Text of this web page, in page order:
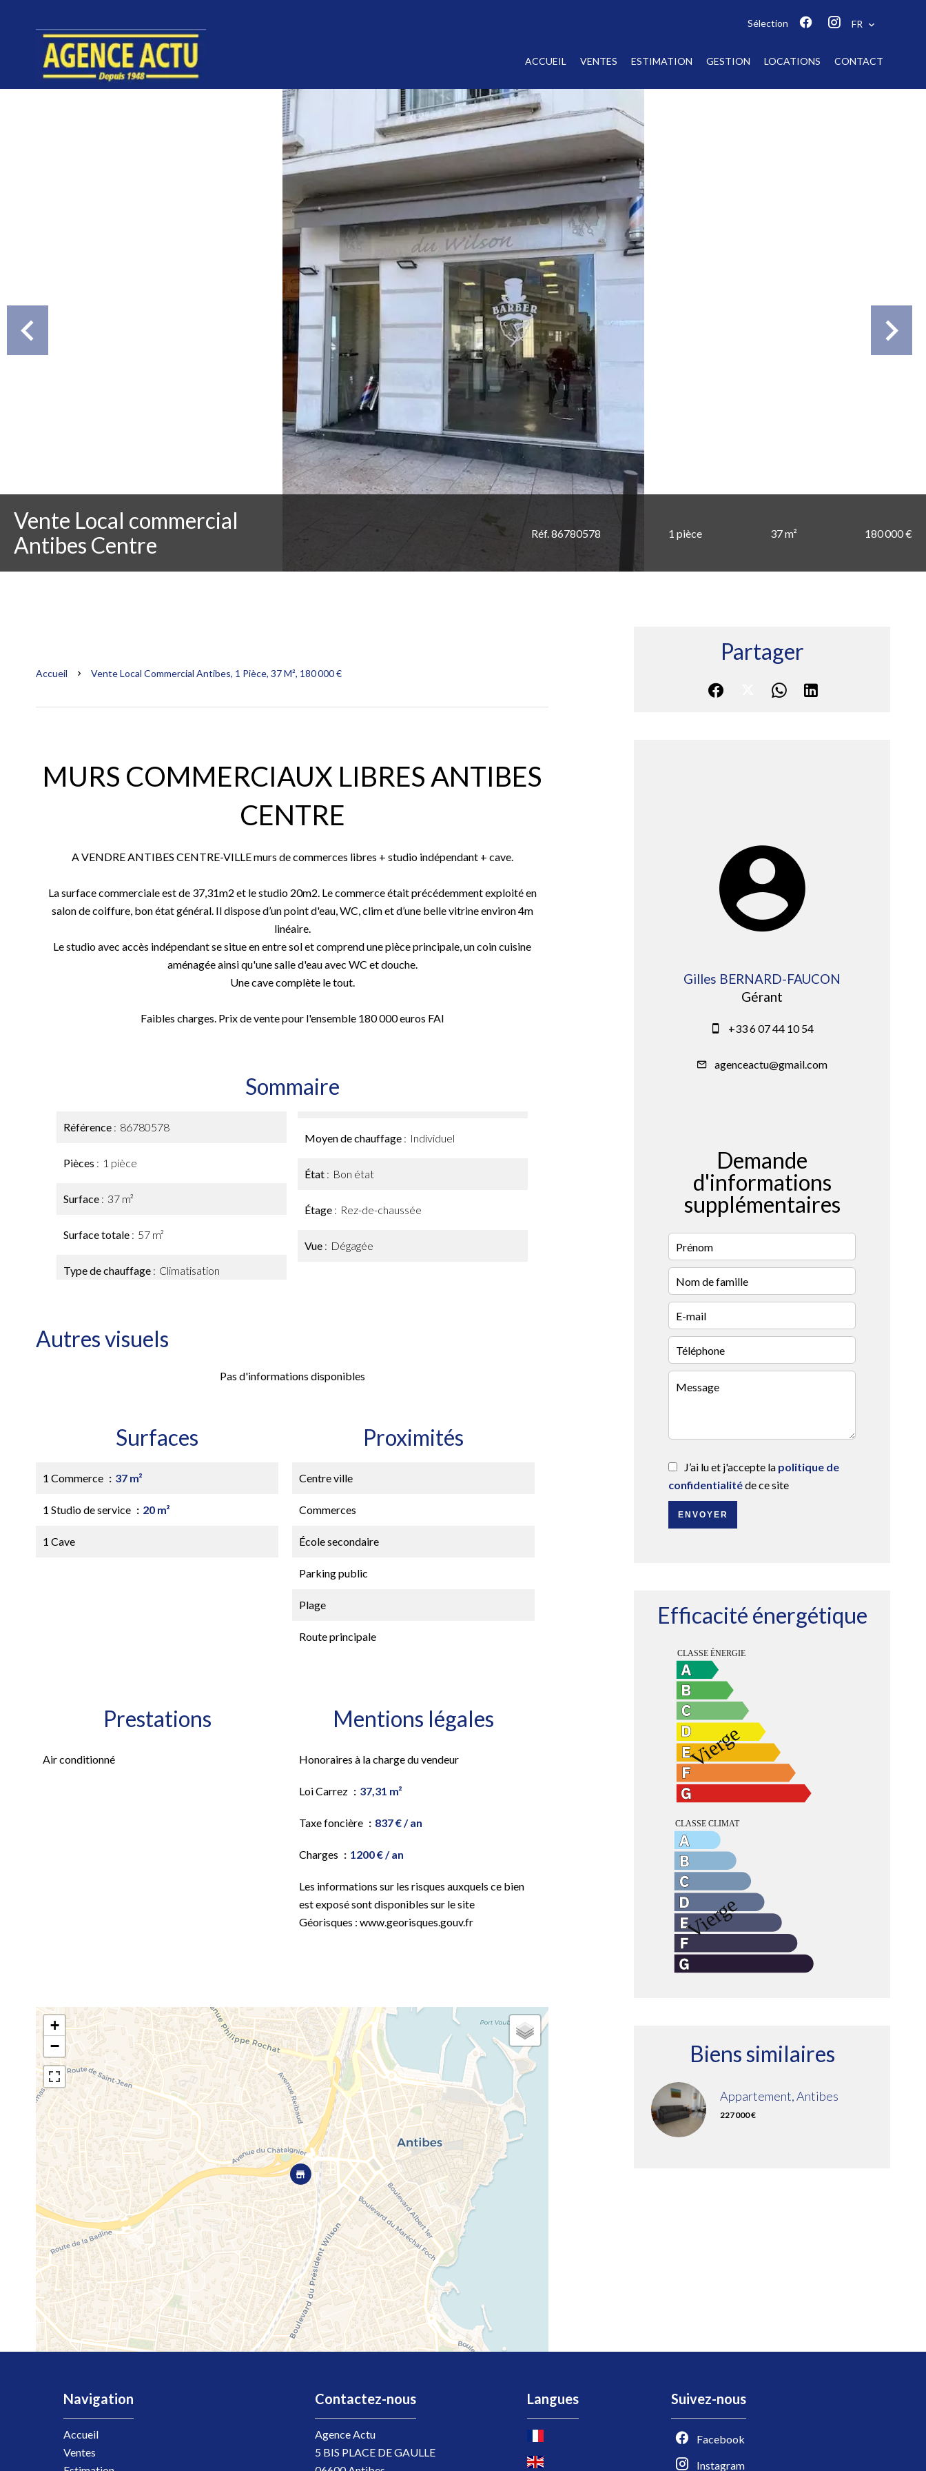
Sélection FR
ACCUEIL VENTES ESTIMATION GESTION LOCATIONS CONTACT
Vente Local commercial
Antibes Centre
Réf. 86780578 1 pièce 37 m² 180 000 €
Accueil Vente Local Commercial Antibes, 1 Pièce, 37 M², 180 000 €
MURS COMMERCIAUX LIBRES ANTIBES
CENTRE
A VENDRE ANTIBES CENTRE-VILLE murs de commerces libres + studio indépendant + cave.
La surface commerciale est de 37,31m2 et le studio 20m2. Le commerce était précédemment exploité en
salon de coiffure, bon état général. Il dispose d’un point d'eau, WC, clim et d’une belle vitrine environ 4m
linéaire.
Le studio avec accès indépendant se situe en entre sol et comprend une pièce principale, un coin cuisine
aménagée ainsi qu'une salle d'eau avec WC et douche.
Une cave complète le tout.
Faibles charges. Prix de vente pour l'ensemble 180 000 euros FAI
Sommaire
Référence 86780578
Pièces 1 pièce
Surface 37 m²
Surface totale 57 m²
Type de chauffage Climatisation
Moyen de chauffage Individuel
État Bon état
Étage Rez-de-chaussée
Vue Dégagée
Autres visuels
Pas d'informations disponibles
Surfaces
1 Commerce 37 m²
1 Studio de service 20 m²
1 Cave
Proximités
Centre ville
Commerces
École secondaire
Parking public
Plage
Route principale
Prestations
Air conditionné
Mentions légales
Honoraires à la charge du vendeur
Loi Carrez 37,31 m²
Taxe foncière 837 € / an
Charges 1200 € / an
Les informations sur les risques auxquels ce bien
est exposé sont disponibles sur le site
Géorisques : www.georisques.gouv.fr
+
−
Partager
Gilles BERNARD-FAUCON
Gérant
+33 6 07 44 10 54
agenceactu@gmail.com
Demande
d'informations
supplémentaires
J’ai lu et j'accepte la politique de
confidentialitéde ce site
ENVOYER
Efficacité énergétique
Biens similaires
Appartement, Antibes
227 000 €
Navigation
Accueil
Ventes
Contactez-nous
Agence Actu
5 BIS PLACE DE GAULLE
Langues Suivez-nous
Facebook
Instagram